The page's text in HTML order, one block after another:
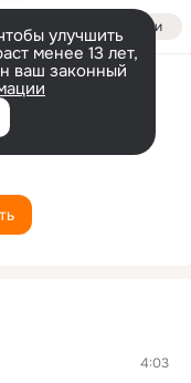
Войти
улучшить
менее 13 лет,
ваш законный
4:03